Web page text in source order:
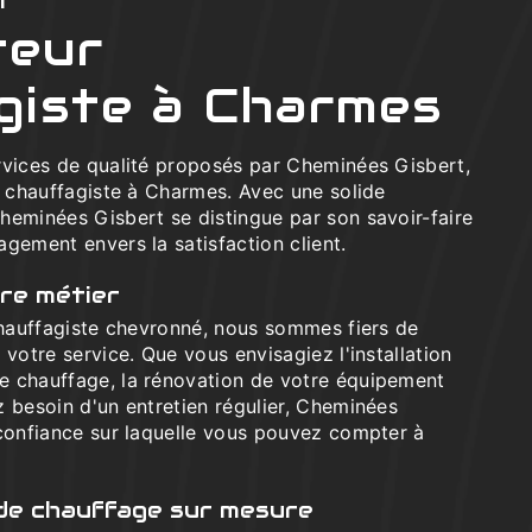
à Charmes
de qualité proposés par Cheminées Gisbert,
à Charmes. Avec une solide
Gisbert se distingue par son savoir-faire
envers la satisfaction client.
métier
chevronné, nous sommes fiers de
service. Que vous envisagiez l'installation
chauffage, la rénovation de votre équipement
besoin d'un entretien régulier, Cheminées
sur laquelle vous pouvez compter à
chauffage sur mesure